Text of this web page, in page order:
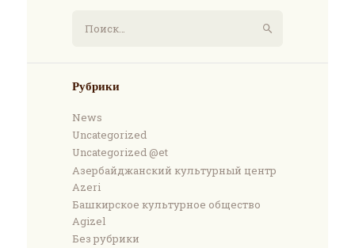
Рубрики
News
Uncategorized
Uncategorized @et
Азербайджанский культурный центр
Azeri
Башкирское культурное общество
Agizel
Без рубрики